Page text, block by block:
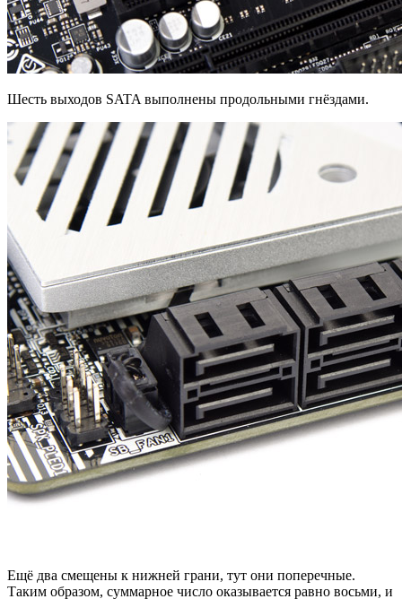
Шесть выходов SATA выполнены продольными гнёздами.
Ещё два смещены к нижней грани, тут они поперечные.
Таким образом, суммарное число оказывается равно восьми, и